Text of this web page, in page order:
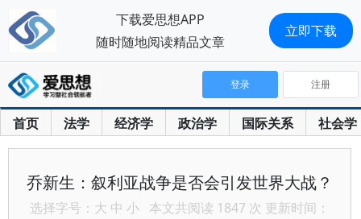
首页 法学 经济学 政治学 国际关系 社会学
登录 注册
乔新生：叙利亚战争是否会引发世界大战？
选择字号： 大 中 小 本文共阅读 1847 次 更新时间：
下载爱思想APP
随时随地阅读精品文章
立即下载